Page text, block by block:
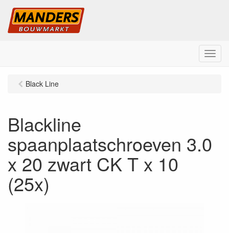
M
e
Black Line
Blackline
spaanplaatschroeven 3.0
x 20 zwart CK T x 10
(25x)